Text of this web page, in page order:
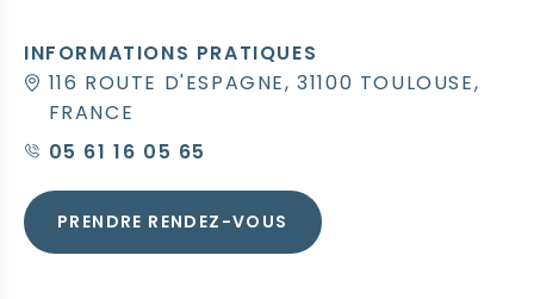
INFORMATIONS PRATIQUES
116 ROUTE D'ESPAGNE, 31100 TOULOUSE,
FRANCE
05 61 16 05 65
PRENDRE RENDEZ-VOUS